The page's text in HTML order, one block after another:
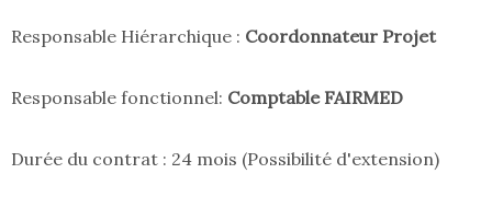
Responsable Hiérarchique : Coordonnateur Projet
Responsable fonctionnel: Comptable FAIRMED
Durée du contrat : 24 mois (Possibilité d'extension)